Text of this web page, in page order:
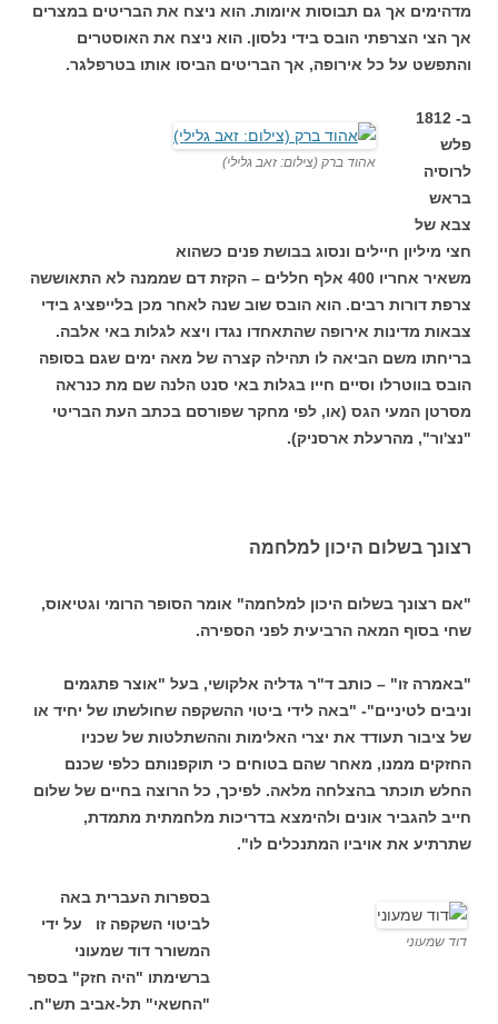
מדהימים אך גם תבוסות איומות. הוא ניצח את הבריטים במצרים
אך הצי הצרפתי הובס בידי נלסון. הוא ניצח את האוסטרים
והתפשט על כל אירופה, אך הבריטים הביסו אותו בטרפלגר.
אהוד ברק (צילום: זאב גלילי)
ב- 1812
פלש
לרוסיה
בראש
צבא של
חצי מיליון חיילים ונסוג בבושת פנים כשהוא
משאיר אחריו 400 אלף חללים – הקזת דם שממנה לא התאוששה
צרפת דורות רבים. הוא הובס שוב שנה לאחר מכן בלייפציג בידי
צבאות מדינות אירופה שהתאחדו נגדו ויצא לגלות באי אלבה.
בריחתו משם הביאה לו תהילה קצרה של מאה ימים שגם בסופה
הובס בווטרלו וסיים חייו בגלות באי סנט הלנה שם מת כנראה
מסרטן המעי הגס (או, לפי מחקר שפורסם בכתב העת הבריטי
"נצ'ור", מהרעלת ארסניק).
רצונך בשלום היכון למלחמה
"אם רצונך בשלום היכון למלחמה" אומר הסופר הרומי וגטיאוס,
שחי בסוף המאה הרביעית לפני הספירה.
"באמרה זו" – כותב ד"ר גדליה אלקושי, בעל "אוצר פתגמים
וניבים לטיניים"- "באה לידי ביטוי ההשקפה שחולשתו של יחיד או
של ציבור תעודד את יצרי האלימות וההשתלטות של שכניו
החזקים ממנו, מאחר שהם בטוחים כי תוקפנותם כלפי שכנם
החלש תוכתר בהצלחה מלאה. לפיכך, כל הרוצה בחיים של שלום
חייב להגביר אונים ולהימצא בדריכות מלחמתית מתמדת,
שתרתיע את אויביו המתנכלים לו".
דוד שמעוני
בספרות העברית באה
לביטוי השקפה זו על ידי
המשורר דוד שמעוני
ברשימתו "היה חזק" בספר
"החשאי" תל-אביב תש"ח.